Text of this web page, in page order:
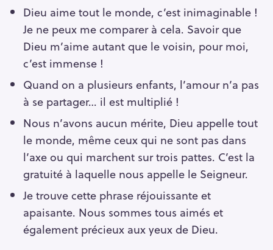
Dieu aime tout le monde, c’est inimaginable !
Je ne peux me comparer à cela. Savoir que
Dieu m’aime autant que le voisin, pour moi,
c’est immense !
Quand on a plusieurs enfants, l’amour n’a pas
à se partager… il est multiplié !
Nous n’avons aucun mérite, Dieu appelle tout
le monde, même ceux qui ne sont pas dans
l’axe ou qui marchent sur trois pattes. C’est la
gratuité à laquelle nous appelle le Seigneur.
Je trouve cette phrase réjouissante et
apaisante. Nous sommes tous aimés et
également précieux aux yeux de Dieu.